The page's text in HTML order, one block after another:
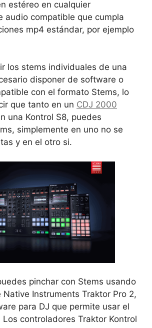
estéreo en cualquier
audio compatible que cumpla
mp4 estándar, por ejemplo
los stems individuales de una
disponer de software o
con el formato Stems, lo
que tanto en un CDJ 2000
una Kontrol S8, puedes
simplemente en uno no se
y en el otro si.
pinchar con Stems usando
Instruments Traktor Pro 2,
para DJ que permite usar el
controladores Traktor Kontrol